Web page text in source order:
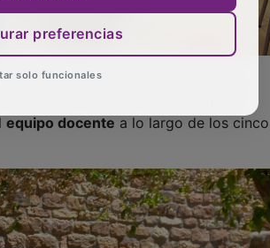
cuarenta años cerrado,
Educativo singular cuyo desarrollo
equipo docentea lo largo de los cinco
preferencias
solo funcionales